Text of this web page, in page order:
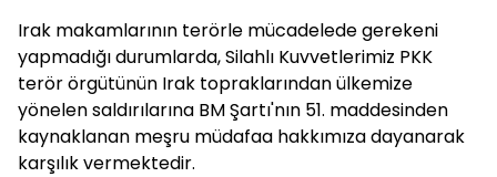
Irak makamlarının terörle mücadelede gerekeni
yapmadığı durumlarda, Silahlı Kuvvetlerimiz PKK
terör örgütünün Irak topraklarından ülkemize
yönelen saldırılarına BM Şartı'nın 51. maddesinden
kaynaklanan meşru müdafaa hakkımıza dayanarak
karşılık vermektedir.